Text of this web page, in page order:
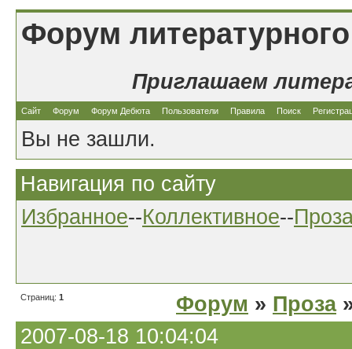
Форум
Приглашаем
Сайт Форум Форум Дебюта Пользователи Правила Поиск
Вы не зашли.
Навигация по сайту
Избранное--Коллективное--
Страниц: 1 Форум » Проза
2007-08-18 10:04:04